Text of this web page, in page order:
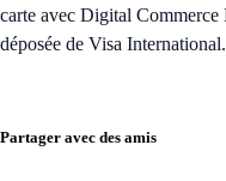
carte avec Digital Commerce
déposée de Visa International.
Partager avec des amis